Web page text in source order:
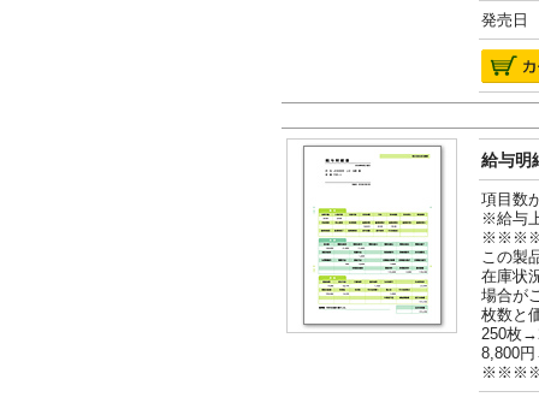
発売日
給与明
項目数
※給与
この製
在庫状
場合が
枚数と
250枚
8,800